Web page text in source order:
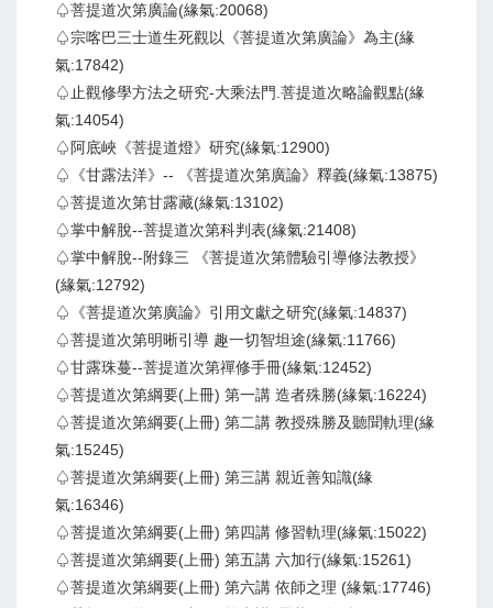
♤菩提道次第廣論(緣氣:20068)
♤宗喀巴三士道生死觀以《菩提道次第廣論》為主(緣
氣:17842)
♤止觀修學方法之研究-大乘法門.菩提道次略論觀點(緣
氣:14054)
♤阿底峽《菩提道燈》研究(緣氣:12900)
♤《甘露法洋》-- 《菩提道次第廣論》釋義(緣氣:13875)
♤菩提道次第甘露藏(緣氣:13102)
♤掌中解脫--菩提道次第科判表(緣氣:21408)
♤掌中解脫--附錄三 《菩提道次第體驗引導修法教授》
(緣氣:12792)
♤《菩提道次第廣論》引用文獻之研究(緣氣:14837)
♤菩提道次第明晰引導 趣一切智坦途(緣氣:11766)
♤甘露珠蔓--菩提道次第禪修手冊(緣氣:12452)
♤菩提道次第綱要(上冊) 第一講 造者殊勝(緣氣:16224)
♤菩提道次第綱要(上冊) 第二講 教授殊勝及聽聞軌理(緣
氣:15245)
♤菩提道次第綱要(上冊) 第三講 親近善知識(緣
氣:16346)
♤菩提道次第綱要(上冊) 第四講 修習軌理(緣氣:15022)
♤菩提道次第綱要(上冊) 第五講 六加行(緣氣:15261)
♤菩提道次第綱要(上冊) 第六講 依師之理 (緣氣:17746)